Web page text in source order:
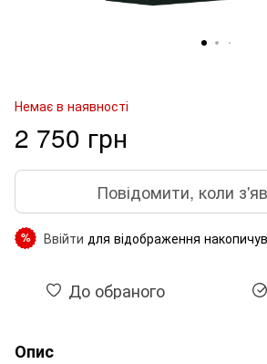
Немає в наявності
2 750 грн
Повідомити, коли
% Ввійти для відображення
До обраного
Опис